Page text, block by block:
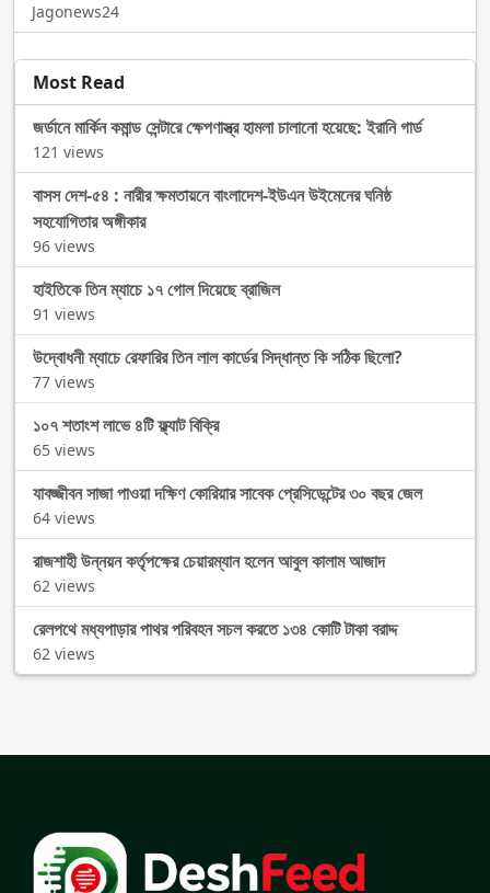
Jagonews24
Most Read
জর্ডানে মার্কিন কমান্ড সেন্টারে ক্ষেপণাস্ত্র হামলা চালানো হয়েছে: ইরানি গার্ড
121 views
বাসস দেশ-৫৪ : নারীর ক্ষমতায়নে বাংলাদেশ-ইউএন উইমেনের ঘনিষ্ঠ
সহযোগিতার অঙ্গীকার
96 views
হাইতিকে তিন ম্যাচে ১৭ গোল দিয়েছে ব্রাজিল
91 views
উদ্বোধনী ম্যাচে রেফারির তিন লাল কার্ডের সিদ্ধান্ত কি সঠিক ছিলো?
77 views
১০৭ শতাংশ লাভে ৪টি ফ্ল্যাট বিক্রি
65 views
যাবজ্জীবন সাজা পাওয়া দক্ষিণ কোরিয়ার সাবেক প্রেসিডেন্টের ৩০ বছর জেল
64 views
রাজশাহী উন্নয়ন কর্তৃপক্ষের চেয়ারম্যান হলেন আবুল কালাম আজাদ
62 views
রেলপথে মধ্যপাড়ার পাথর পরিবহন সচল করতে ১৩৪ কোটি টাকা বরাদ্দ
62 views